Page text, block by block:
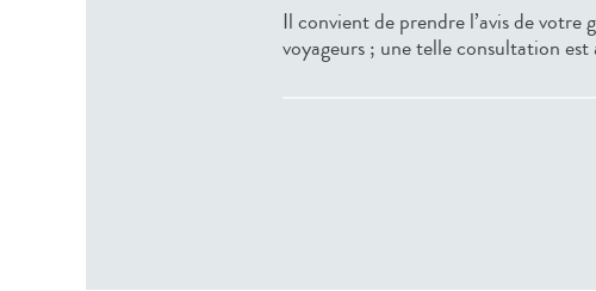
Il convient de prendre l’avis de votre
voyageurs ; une telle consultation